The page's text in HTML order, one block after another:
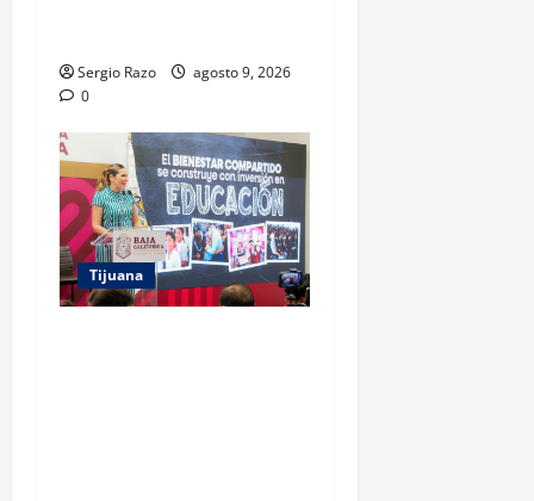
Sergio Razo
agosto 9, 2026
0
Tijuana